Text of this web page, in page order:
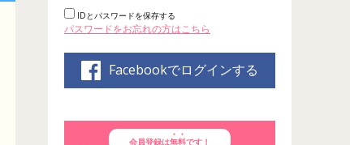
IDとパスワードを保存する
パスワードをお忘れの方はこちら
Facebookでログインする
会員登録は無料です！